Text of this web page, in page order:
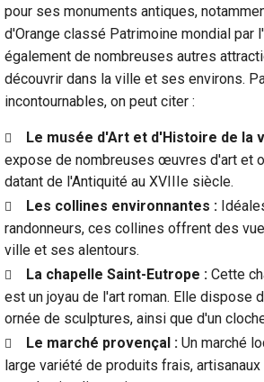
pour ses monuments antiques,
d'Orange classé Patrimoine mondial par
également de nombreuses autres
découvrir dans la ville et ses environs.
incontournables, on peut citer :
Le musée d'Art et d'Histoire de la
expose de nombreuses œuvres d'art et
datant de l'Antiquité au XVIIIe siècle.
Les collines environnantes :
randonneurs, ces collines offrent des
ville et ses alentours.
La chapelle Saint-Eutrope : Cette
est un joyau de l'art roman. Elle dispose
ornée de sculptures, ainsi que d'un
Le marché provençal : Un marché
large variété de produits frais, artisanaux